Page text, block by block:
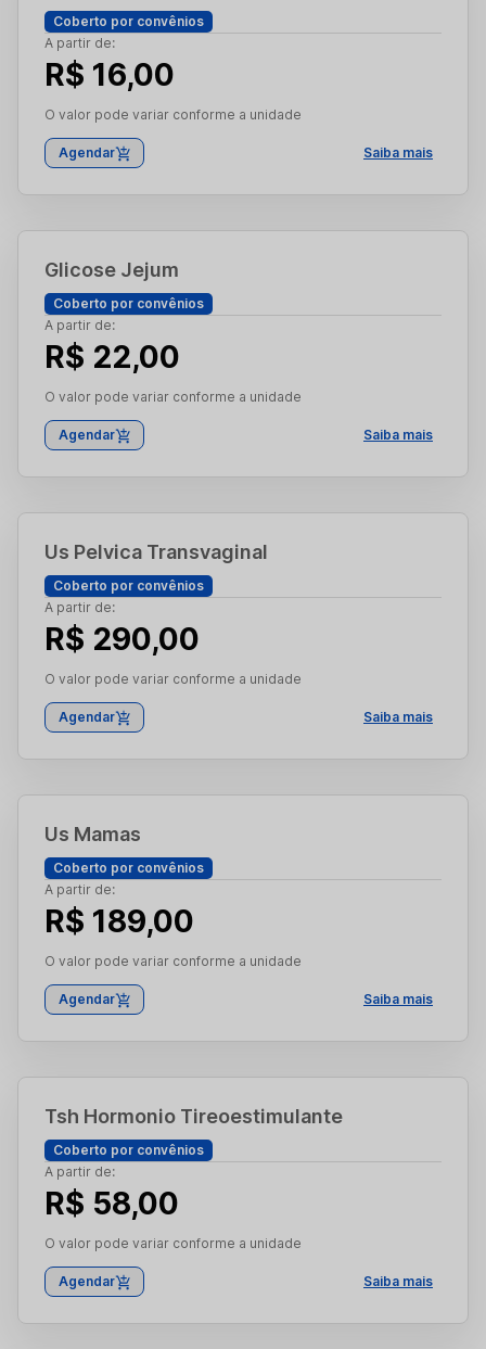
Coberto por convênios
A partir de:
R$ 16,00
O valor pode variar conforme a unidade
Agendar Saiba mais
Glicose Jejum
Coberto por convênios
A partir de:
R$ 22,00
O valor pode variar conforme a unidade
Agendar Saiba mais
Us Pelvica Transvaginal
Coberto por convênios
A partir de:
R$ 290,00
O valor pode variar conforme a unidade
Agendar Saiba mais
Us Mamas
Coberto por convênios
A partir de:
R$ 189,00
O valor pode variar conforme a unidade
Agendar Saiba mais
Tsh Hormonio Tireoestimulante
Coberto por convênios
A partir de:
R$ 58,00
O valor pode variar conforme a unidade
Agendar Saiba mais